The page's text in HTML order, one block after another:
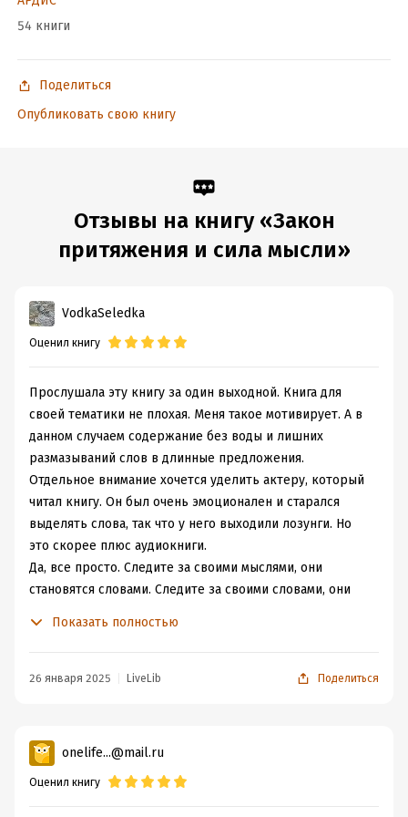
Книга пропитана позитивом, который, безусловно, получит и
Подробная информация
Объем:115498
Ольга Новикова
Время на чтение: 2ч.
54 книги
Поделиться
Опубликовать свою книгу
Отзывы на книгу «Закон
притяжения и сила мысли»
VodkaSeledka
Оценил книгу
Прослушала эту книгу за один выходной. Книга для
своей тематики не плохая. Меня такое мотивирует. А в
данном случаем содержание без воды и лишних
размазываний слов в длинные предложения.
Отдельное внимание хочется уделить актеру, который
читал книгу. Он был очень эмоционален и старался
выделять слова, так что у него выходили лозунги. Но
это скорее плюс аудиокниги.
Да, все просто. Следите за своими мыслями, они
становятся словами. Следите за своими словами, они
Это действительно важно - замечать свои мысли.
которая не несет никакого смысла и пользы для меня.
Негатив порождает новый негатив. Просто, банально.
Но часто ли мы об этом задумываемся.
Показать полностью
26 января 2025 LiveLib Поделиться
onelife...@mail.ru
Оценил книгу